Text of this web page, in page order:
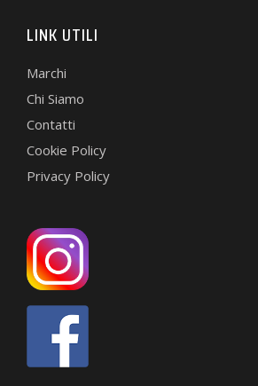
LINK UTILI
Marchi
Chi Siamo
Contatti
Cookie Policy
Privacy Policy